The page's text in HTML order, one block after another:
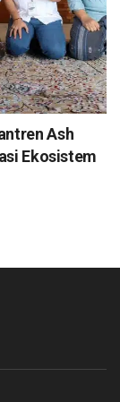
Ash
Ekosistem